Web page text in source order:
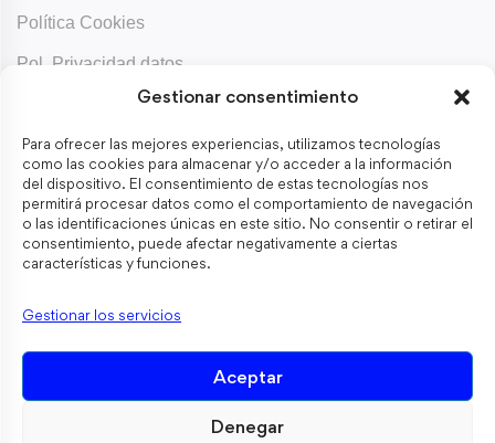
Gestionar consentimiento
Para ofrecer las mejores experiencias, utilizamos tecnologías
como las cookies para almacenar y/o acceder a la información
del dispositivo. El consentimiento de estas tecnologías nos
permitirá procesar datos como el comportamiento de navegación
o las identificaciones únicas en este sitio. No consentir o retirar el
consentimiento, puede afectar negativamente a ciertas
características y funciones.
Gestionar los servicios
Aceptar
Denegar
Política Cookies
Pol. Privacidad datos
Aboix.com
Mantente informado
He leído y acepto los términos y condiciones